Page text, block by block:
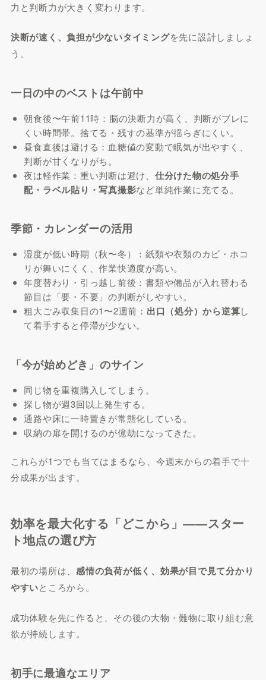
力と判断力が大きく変わります。
決断が速く、負担が少ないタイミングを先に設計しましょ
う。
一日の中のベストは午前中
朝食後〜午前11時：脳の決断力が高く、判断がブレに
くい時間帯。捨てる・残すの基準が揺らぎにくい。
昼食直後は避ける：血糖値の変動で眠気が出やすく、
判断が甘くなりがち。
夜は軽作業：重い判断は避け、 仕分けた物の処分手
配・ラベル貼り・写真撮影など単純作業に充てる。
季節・カレンダーの活用
湿度が低い時期（秋〜冬）：紙類や衣類のカビ・ホコ
リが舞いにくく、作業快適度が高い。
年度替わり・引っ越し前後：書類や備品が入れ替わる
節目は「要・不要」の判断がしやすい。
粗大ごみ収集日の1〜2週前： 出口（処分）から逆算し
て着手すると停滞が少ない。
「今が始めどき」のサイン
同じ物を重複購入してしまう。
探し物が週3回以上発生する。
通路や床に一時置きが常態化している。
収納の扉を開けるのが億劫になってきた。
これらが1つでも当てはまるなら、今週末からの着手で十
分成果が出ます。
効率を最大化する「どこから」――スター
ト地点の選び方
最初の場所は、感情の負荷が低く、効果が目で見て分かり
やすいところから。
成功体験を先に作ると、その後の大物・難物に取り組む意
欲が持続します。
初手に最適なエリア